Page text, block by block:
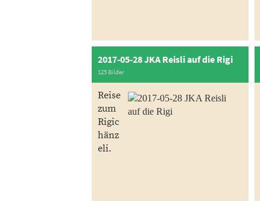
2017-05-28 JKA Reisli auf die Rigi
125 Bilder
Reise
zum
Rigic
hänz
eli.